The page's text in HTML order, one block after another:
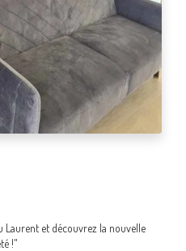
Laurent et découvrez la nouvelle
!"